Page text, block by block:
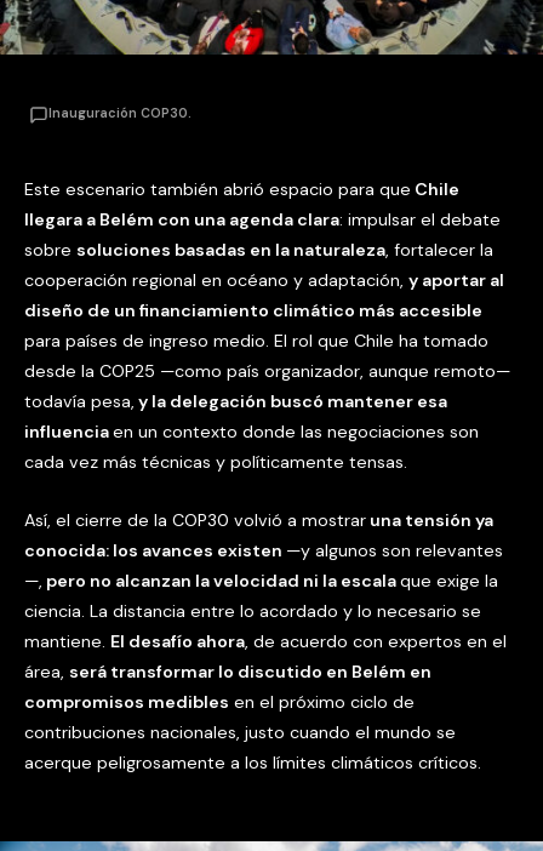
Inauguración COP30.
Este escenario también abrió espacio para que Chile
llegara a Belém con una agenda clara: impulsar el debate
sobre soluciones basadas en la naturaleza, fortalecer la
cooperación regional en océano y adaptación, y aportar al
diseño de un financiamiento climático más accesible
para países de ingreso medio. El rol que Chile ha tomado
desde la COP25 —como país organizador, aunque remoto—
todavía pesa, y la delegación buscó mantener esa
influenciaen un contexto donde las negociaciones son
cada vez más técnicas y políticamente tensas.
Así, el cierre de la COP30 volvió a mostrar una tensión ya
conocida: los avances existen —y algunos son relevantes
—, pero no alcanzan la velocidad ni la escalaque exige la
ciencia. La distancia entre lo acordado y lo necesario se
mantiene. El desafío ahora, de acuerdo con expertos en el
área, será transformar lo discutido en Belém en
compromisos medibles en el próximo ciclo de
contribuciones nacionales, justo cuando el mundo se
acerque peligrosamente a los límites climáticos críticos.